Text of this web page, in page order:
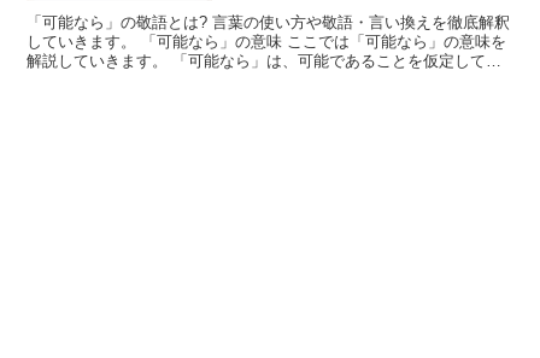
「可能なら」の敬語とは? 言葉の使い方や敬語・言い換えを徹底解釈
していきます。 「可能なら」の意味 ここでは「可能なら」の意味を
解説していきます。 「可能なら」は、可能であることを仮定して表